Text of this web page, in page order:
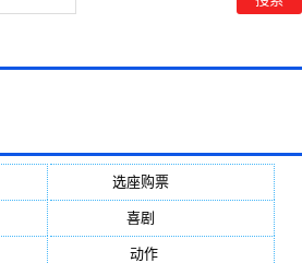
选座购票(5388)
喜剧
动作